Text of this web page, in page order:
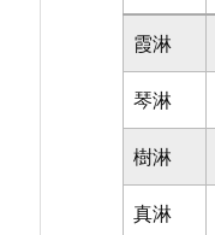
霞淋
琴淋
樹淋
真淋